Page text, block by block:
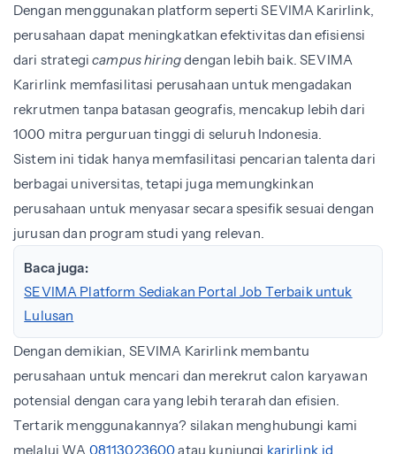
Dengan menggunakan platform seperti SEVIMA Karirlink,
perusahaan dapat meningkatkan efektivitas dan efisiensi
dari strategicampus hiringdengan lebih baik. SEVIMA
Karirlink memfasilitasi perusahaan untuk mengadakan
rekrutmen tanpa batasan geografis, mencakup lebih dari
1000 mitra perguruan tinggi di seluruh Indonesia.
Sistem ini tidak hanya memfasilitasi pencarian talenta dari
berbagai universitas, tetapi juga memungkinkan
perusahaan untuk menyasar secara spesifik sesuai dengan
jurusan dan program studi yang relevan.
Baca juga:
SEVIMA Platform Sediakan Portal Job Terbaik untuk
Lulusan
Dengan demikian, SEVIMA Karirlink membantu
perusahaan untuk mencari dan merekrut calon karyawan
potensial dengan cara yang lebih terarah dan efisien.
Tertarik menggunakannya? silakan menghubungi kami
melalui WA 08113023600atau kunjungi karirlink.id